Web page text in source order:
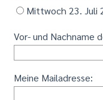
Mittwoch 23. Juli
Vor- und Nachname
Meine Mailadresse: